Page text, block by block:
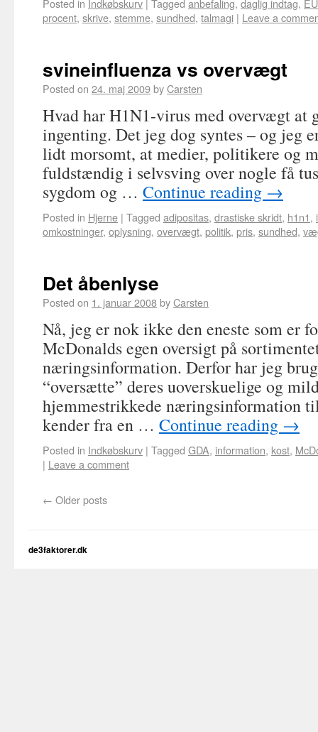
Posted in Indkøbskurv Tagged anbefaling, daglig indtag, EU
procent, skrive, stemme, sundhed, talmagi | Leave a
svineinfluenza vs overvægt
Posted on 24. maj 2009byCarsten
Hvad har H1N1-virus med overvægt
ingenting. Det jeg dog syntes – og jeg
lidt morsomt, at medier, politikere og
fuldstændig i selvsving over nogle få
sygdom og … Continue reading →
Posted in Hjerne | Tagged adipositas, drastiske skridt, h1n1,
omkostninger, oplysning, overvægt, politik, pris, sundhed,
Det åbenlyse
Posted on 1. januar 2008byCarsten
Nå, jeg er nok ikke den eneste som er
McDonalds egen oversigt på
næringsinformation. Derfor har jeg
“oversætte” deres uoverskuelige og
hjemmestrikkede næringsinformation
kender fra en … Continue reading →
Posted in Indkøbskurv | Tagged GDA, information, kost,
| Leave a comment
← Older posts
de3faktorer.dk